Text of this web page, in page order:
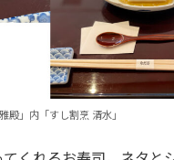
殿」内「すし割烹 清水」